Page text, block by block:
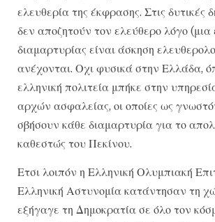
ελευθερία της έκφρασης. Στις δυτικές
δεν αποζητούν τον ελεύθερο λόγο (μια
διαμαρτυρίας είναι άσκηση
ανέχονται. Οχι φυσικά στην Ελλάδα,
ελληνική πολιτεία μπήκε στην
αρχών ασφαλείας, οι οποίες ως
σβήσουν κάθε διαμαρτυρία για το
καθεστώς του Πεκίνου.
Ετσι λοιπόν η Ελληνική Ολυμπιακή
Ελληνική Αστυνομία κατάντησαν τη
εξήγαγε τη Δημοκρατία σε όλο τον